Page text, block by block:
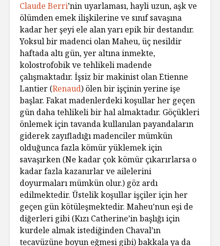
Claude Berri’nin uyarlaması, hayli uzun, aşk ve
ölümden emek ilişkilerine ve sınıf savaşına
kadar her şeyi ele alan yarı epik bir destandır.
Yoksul bir madenci olan Maheu, üç nesildir
haftada altı gün, yer altına inmekte,
kolostrofobik ve tehlikeli madende
çalışmaktadır. İşsiz bir makinist olan Etienne
Lantier (Renaud) ölen bir işçinin yerine işe
başlar. Fakat madenlerdeki koşullar her geçen
gün daha tehlikeli bir hal almaktadır. Göçükleri
önlemek için tavanda kullanılan payandaların
giderek zayıfladığı madenciler mümkün
olduğunca fazla kömür yüklemek için
savaşırken (Ne kadar çok kömür çıkarırlarsa o
kadar fazla kazanırlar ve ailelerini
doyurmaları mümkün olur.) göz ardı
edilmektedir. Üstelik koşullar işçiler için her
geçen gün kötüleşmektedir. Maheu’nun eşi de
diğerleri gibi (Kızı Catherine’in başlığı için
kurdele almak istediğinden Chaval’ın
tecavüzüne boyun eğmesi gibi) bakkala ya da